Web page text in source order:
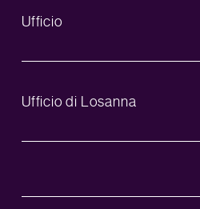
Ufficio
Ufficio di Losanna